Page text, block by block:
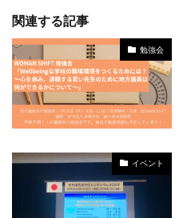
関連する記事
勉強会
イベント